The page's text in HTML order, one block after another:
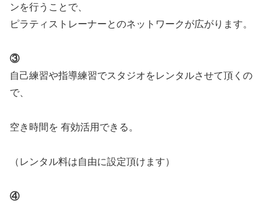
ンを行うことで、
ピラティストレーナーとのネットワークが広がります。
③
自己練習や指導練習でスタジオをレンタルさせて頂くの
で、
空き時間を 有効活用できる。
（レンタル料は自由に設定頂けます）
④